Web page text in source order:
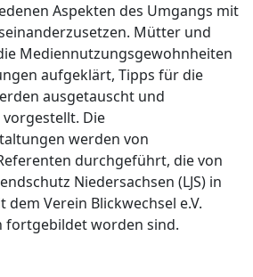
Aspekten des Umgangs mit
Mütter und
Mediennutzungsgewohnheiten
aufgeklärt, Tipps für die
ausgetauscht und
Die
werden von
durchgeführt, die von
Niedersachsen (LJS) in
Verein Blickwechsel e.V.
fortgebildet worden sind.